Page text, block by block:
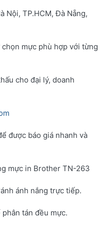
Nội, TP.HCM, Đà Nẵng,
mực phù hợp với từng
cho đại lý, doanh
được báo giá nhanh và
mực in Brother TN-263
ánh nắng trực tiếp.
tán đều mực.